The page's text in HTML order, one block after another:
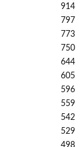
914
797
773
750
644
605
596
559
542
529
498